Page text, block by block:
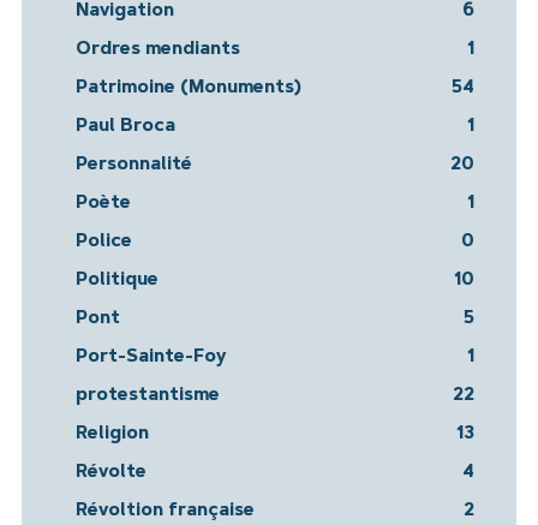
Navigation 6
Ordres mendiants 1
Patrimoine (Monuments) 54
Paul Broca 1
Personnalité 20
Poète 1
Police 0
Politique 10
Pont 5
Port-Sainte-Foy 1
protestantisme 22
Religion 13
Révolte 4
Révoltion française 2